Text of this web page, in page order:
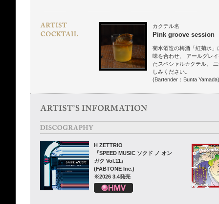
カクテル名
Pink groove session
菊水酒造の梅酒「紅菊水
味を合わせ、 アールグレ
たスペシャルカクテル。
しみください。
(Bartender：Bunta Yamada)
H ZETTRIO
『SPEED MUSIC ソクド ノ オン
ガク Vol.11』
(FABTONE Inc.)
※2026 3.4発売